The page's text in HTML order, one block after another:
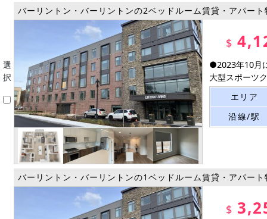
選
択
バーリントン・バーリントンの2ベッドルーム賃貸・アパート
$
●2023年10月
大型スポーツ
エリア
沿線/駅
バーリントン・バーリントンの1ベッドルーム賃貸・アパート
$